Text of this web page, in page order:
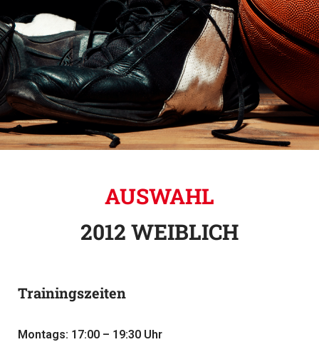
AUSWAHL
2012 WEIBLICH
Trainingszeiten
Montags: 17:00 – 19:30 Uhr